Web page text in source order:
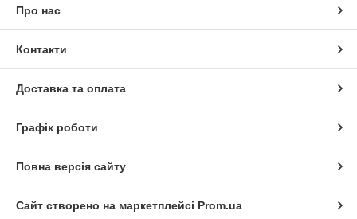
Про нас
Контакти
Доставка та оплата
Графік роботи
Повна версія сайту
Сайт створено на маркетплейсі Prom.ua